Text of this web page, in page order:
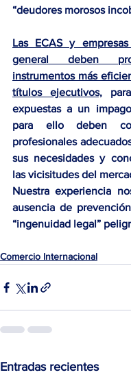
“deudores morosos
Las ECAS y
general deben
instrumentos más
títulos ejecutivos, para
expuestas a un
para ello deben
profesionales
sus necesidades y
las vicisitudes del
Nuestra experiencia
ausencia de
“ingenuidad legal”
Comercio Internacional
Entradas recientes